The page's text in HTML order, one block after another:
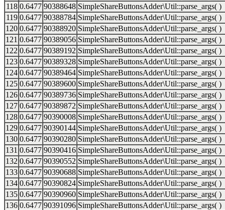
118 0.6477 90388648 SimpleShareButtonsAdder\Util::parse_args( )
119 0.6477 90388784 SimpleShareButtonsAdder\Util::parse_args( )
120 0.6477 90388920 SimpleShareButtonsAdder\Util::parse_args( )
121 0.6477 90389056 SimpleShareButtonsAdder\Util::parse_args( )
122 0.6477 90389192 SimpleShareButtonsAdder\Util::parse_args( )
123 0.6477 90389328 SimpleShareButtonsAdder\Util::parse_args( )
124 0.6477 90389464 SimpleShareButtonsAdder\Util::parse_args( )
125 0.6477 90389600 SimpleShareButtonsAdder\Util::parse_args( )
126 0.6477 90389736 SimpleShareButtonsAdder\Util::parse_args( )
127 0.6477 90389872 SimpleShareButtonsAdder\Util::parse_args( )
128 0.6477 90390008 SimpleShareButtonsAdder\Util::parse_args( )
129 0.6477 90390144 SimpleShareButtonsAdder\Util::parse_args( )
130 0.6477 90390280 SimpleShareButtonsAdder\Util::parse_args( )
131 0.6477 90390416 SimpleShareButtonsAdder\Util::parse_args( )
132 0.6477 90390552 SimpleShareButtonsAdder\Util::parse_args( )
133 0.6477 90390688 SimpleShareButtonsAdder\Util::parse_args( )
134 0.6477 90390824 SimpleShareButtonsAdder\Util::parse_args( )
135 0.6477 90390960 SimpleShareButtonsAdder\Util::parse_args( )
136 0.6477 90391096 SimpleShareButtonsAdder\Util::parse_args( )